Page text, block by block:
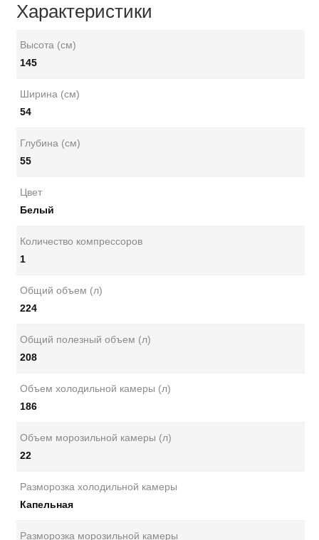
Характеристики
Высота (см)
145
Ширина (см)
54
Глубина (см)
55
Цвет
Белый
Количество компрессоров
1
Общий объем (л)
224
Общий полезный объем (л)
208
Объем холодильной камеры (л)
186
Объем морозильной камеры (л)
22
Разморозка холодильной камеры
Капельная
Разморозка морозильной камеры